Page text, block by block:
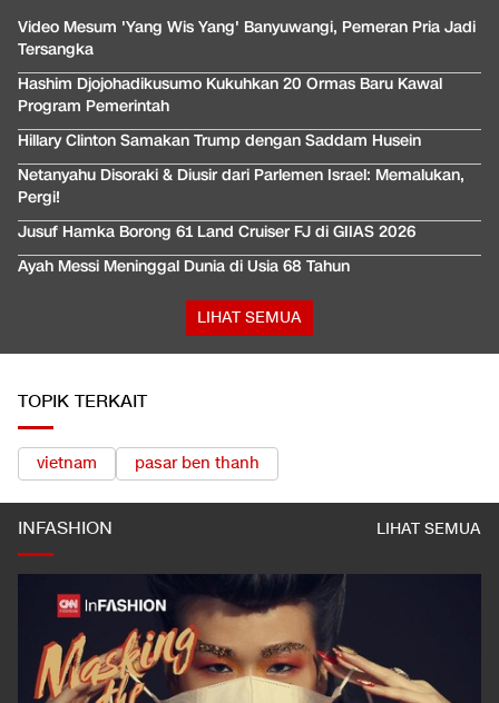
Video Mesum 'Yang Wis Yang' Banyuwangi, Pemeran Pria Jadi
Tersangka
Hashim Djojohadikusumo Kukuhkan 20 Ormas Baru Kawal
Program Pemerintah
Hillary Clinton Samakan Trump dengan Saddam Husein
Netanyahu Disoraki & Diusir dari Parlemen Israel: Memalukan,
Pergi!
Jusuf Hamka Borong 61 Land Cruiser FJ di GIIAS 2026
Ayah Messi Meninggal Dunia di Usia 68 Tahun
LIHAT SEMUA
TOPIK TERKAIT
vietnam pasar ben thanh
INFASHION LIHAT SEMUA